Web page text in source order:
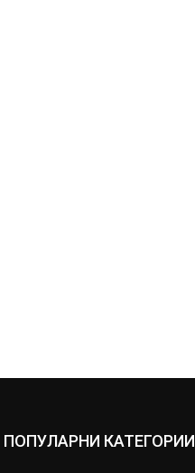
ПОПУЛАРНИ КАТЕГОРИИ